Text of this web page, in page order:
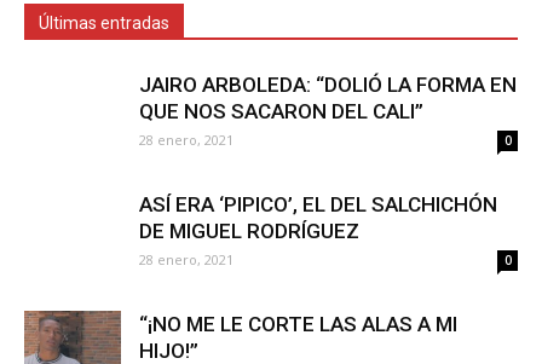
Últimas entradas
JAIRO ARBOLEDA: “DOLIÓ LA FORMA EN
QUE NOS SACARON DEL CALI”
28 enero, 2021 0
ASÍ ERA ‘PIPICO’, EL DEL SALCHICHÓN
DE MIGUEL RODRÍGUEZ
28 enero, 2021 0
“¡NO ME LE CORTE LAS ALAS A MI
HIJO!”